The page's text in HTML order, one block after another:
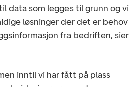
data som legges til grunn og vi
løsninger der det er behov
fra bedriften, sier
inntil vi har fått på plass